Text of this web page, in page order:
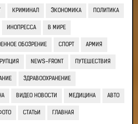
КРИМИНАЛ ЭКОНОМИКА ПОЛИТИКА
ИНОПРЕССА В МИРЕ
ОБОЗРЕНИЕ СПОРТ АРМИЯ
NEWS-FRONT ПУТЕШЕСТВИЯ
ЗДРАВООХРАНЕНИЕ
ВИДЕО НОВОСТИ МЕДИЦИНА АВТО
СТАТЬИ ГЛАВНАЯ